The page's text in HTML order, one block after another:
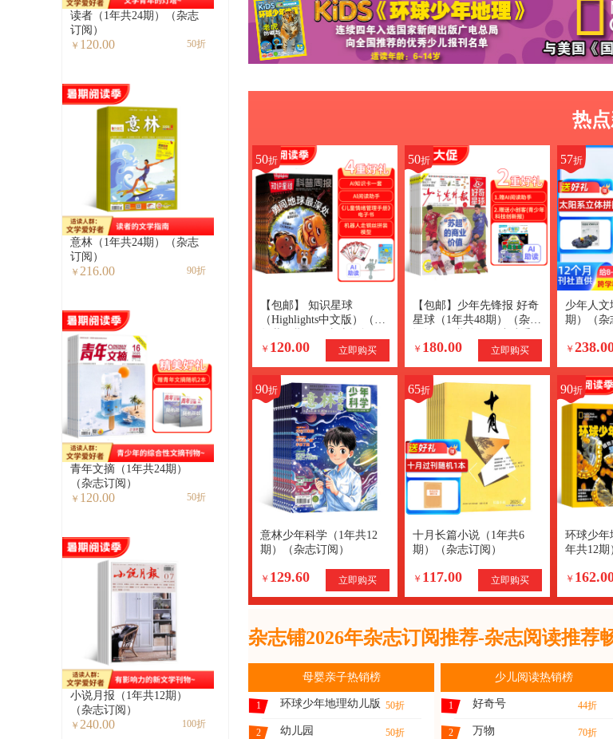
读者（1年共24期）（杂志
订阅）
￥ 120.00 50折
意林（1年共24期）（杂志
订阅）
￥ 216.00 90折
青年文摘（1年共24期）
（杂志订阅）
￥ 120.00 50折
小说月报（1年共12期）
（杂志订阅）
￥ 240.00 100折
热
50折
【包邮】 知识星球
（Highlights中文版）（1
+赠送AI阅读助手+AI知识
￥ 120.00 立即购买
50折
【包邮】少年先锋报 好奇
星球（1年共48期）（杂志
￥ 180.00 立即购买
57折
少年人文
期）（杂
￥
90折
意林少年科学（1年共12
期）（杂志订阅）
￥ 129.60 立即购买
65折
十月长篇小说（1年共6
期）（杂志订阅）
￥ 117.00 立即购买
90折
环球少年
年共12期
￥
杂志铺2026年杂志订阅推荐-杂志阅读推荐
母婴亲子热销榜
1 环球少年地理幼儿版 50折
2 幼儿园 50折
少儿阅读热销榜
1 好奇号 44折
2 万物 70折